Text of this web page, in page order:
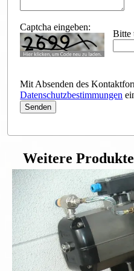
Captcha eingeben:
Bitte
Mit Absenden des
Datenschutzbestimmungen
Weitere
Flanschkugelhahn